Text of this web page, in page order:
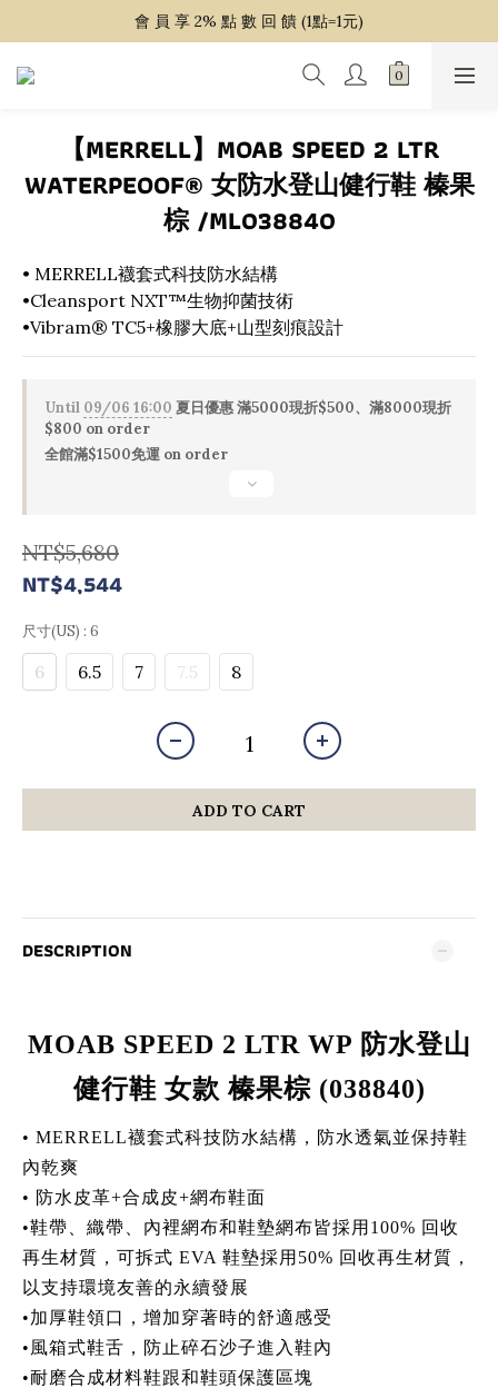
~ 單 筆 消 費 滿 $ 1 5 0 0 免 運 費 ~
會 員 享 2% 點 數 回 饋 (1點=1元)
~ 單 筆 消 費 滿 $ 1 5 0 0 免 運 費 ~
【MERRELL】MOAB SPEED 2 LTR
WATERPEOOF® 女防水登山健行鞋 榛果
棕 /ML038840
• MERRELL襪套式科技防水結構
•Cleansport NXT™生物抑菌技術
•Vibram® TC5+橡膠大底+山型刻痕設計
Until 09/06 16:00 夏日優惠 滿5000現折$500、滿8000現折
$800 on order
全館滿$1500免運 on order
NT$5,680
NT$4,544
尺寸(US) : 6
6 6.5 7 7.5 8
ADD TO CART
DESCRIPTION
MOAB SPEED 2 LTR WP 防水登山
健行鞋 女款 榛果棕 (038840)
• MERRELL襪套式科技防水結構，防水透氣並保持鞋
內乾爽
• 防水皮革+合成皮+網布鞋面
•鞋帶、織帶、內裡網布和鞋墊網布皆採用100% 回收
再生材質，可拆式 EVA 鞋墊採用50% 回收再生材質，
以支持環境友善的永續發展
•加厚鞋領口，增加穿著時的舒適感受
•風箱式鞋舌，防止碎石沙子進入鞋內
•耐磨合成材料鞋跟和鞋頭保護區塊